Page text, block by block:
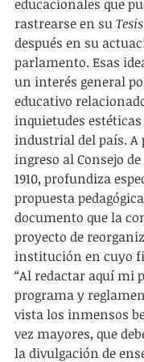
educacionales que
rastrearse en su
después en su
parlamento. Esas
un interés general
educativo
inquietudes
industrial del país. A
ingreso al Consejo de
1910, profundiza
propuesta
documento que la
proyecto de
institución en cuyo
“Al redactar aquí mi
programa y
vista los inmensos
vez mayores, que
la divulgación de